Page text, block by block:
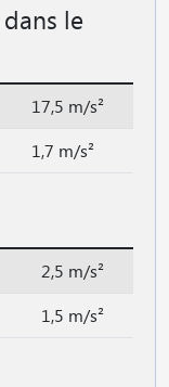
le
17,5 m/s²
1,7 m/s²
2,5 m/s²
1,5 m/s²